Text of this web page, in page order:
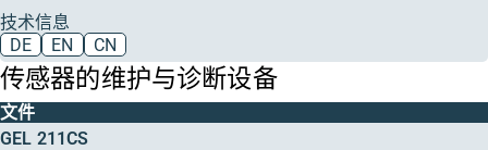
技术信息
DE
EN CN
传感器的维护与诊断设备
文件
GEL 211CS